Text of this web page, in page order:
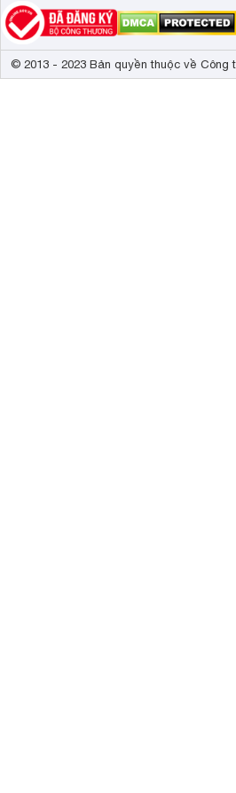
© 2013 - 2023 Bản quyền thuộc về Công